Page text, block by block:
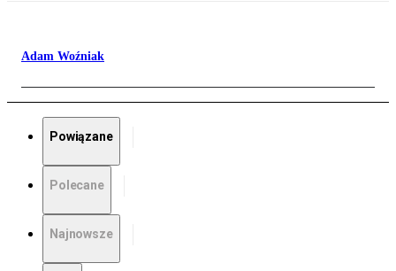
Adam Woźniak
Powiązane
Polecane
Najnowsze